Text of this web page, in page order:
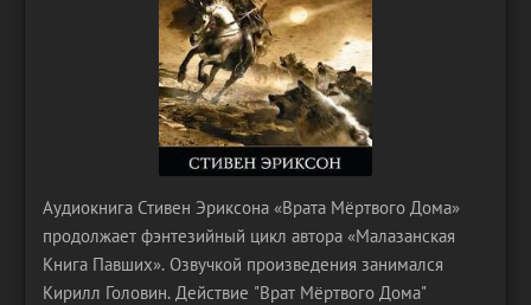
Аудиокнига Стивен Эриксона «Врата Мёртвого Дома»
продолжает фэнтезийный цикл автора «Малазанская
Книга Павших». Озвучкой произведения занимался
Кирилл Головин. Действие "Врат Мёртвого Дома"